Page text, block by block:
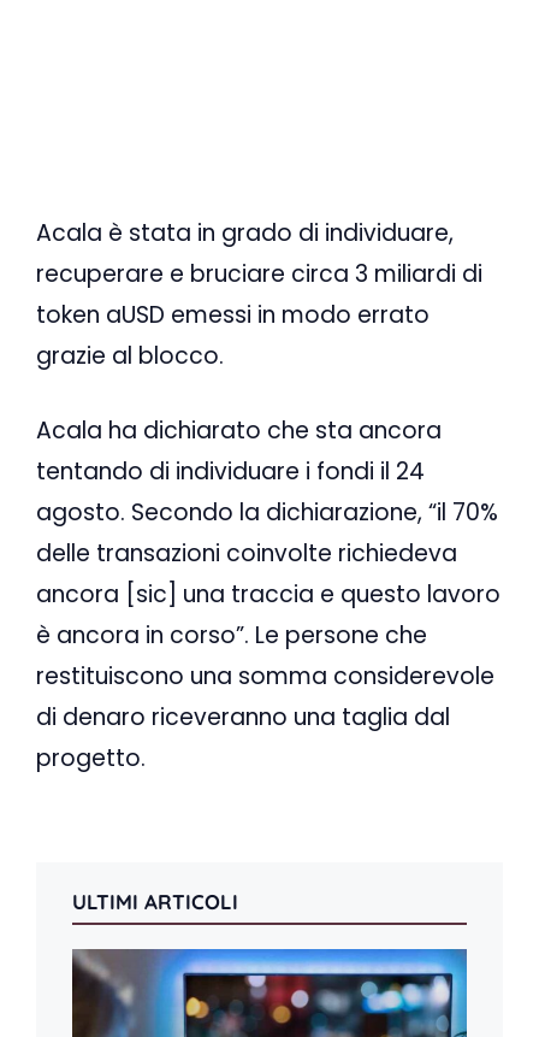
Acala è stata in grado di individuare,
recuperare e bruciare circa 3 miliardi di
token aUSD emessi in modo errato
grazie al blocco.
Acala ha dichiarato che sta ancora
tentando di individuare i fondi il 24
agosto. Secondo la dichiarazione, “il 70%
delle transazioni coinvolte richiedeva
ancora [sic] una traccia e questo lavoro
è ancora in corso”. Le persone che
restituiscono una somma considerevole
di denaro riceveranno una taglia dal
progetto.
ULTIMI ARTICOLI